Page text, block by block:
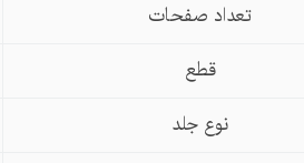
تعداد صفحات
قطع
نوع جلد